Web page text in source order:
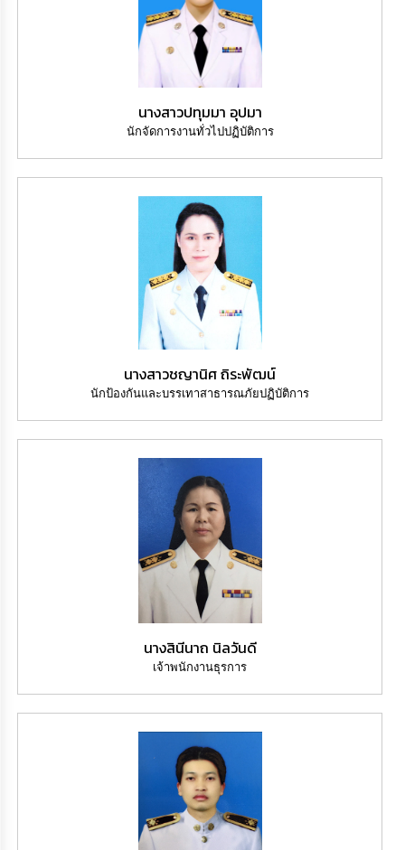
นางสาวปทุมมา อุปมา
นักจัดการงานทั่วไปปฏิบัติการ
นางสาวชญานิศ ถิระพัฒน์
นักป้องกันและบรรเทาสาธารณภัยปฏิบัติการ
นางสินีนาถ นิลวันดี
เจ้าพนักงานธุรการ